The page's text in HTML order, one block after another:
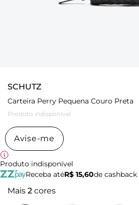
SCHUTZ
Carteira Perry Pequena Couro Preta
Produto indisponível
Avise-me
Produto indisponível
Receba atéR$ 15,60de cashback
Mais 2 cores